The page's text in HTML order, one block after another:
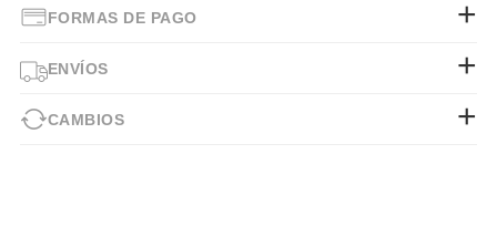
FORMAS DE PAGO
ENVÍOS
CAMBIOS